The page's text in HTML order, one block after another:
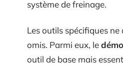
système de freinage.
Les outils spécifiques
omis. Parmi eux, le
outil de base mais